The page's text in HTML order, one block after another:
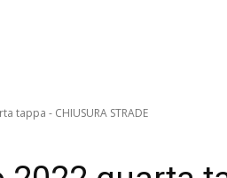
tappa - CHIUSURA STRADE